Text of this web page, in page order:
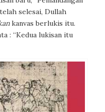
selesai, Dullah
kanvas berlukis itu.
: “Kedua lukisan itu